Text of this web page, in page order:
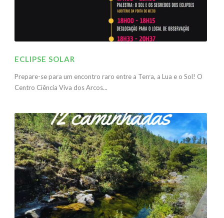
ECLIPSE SOLAR
Prepare-se para um encontro raro entre a Terra, a Lua e o Sol! O
Centro Ciência Viva dos Arcos...